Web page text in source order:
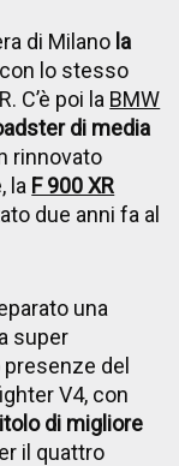
di Milano la
lo stesso
C’è poi la BMW
di media
rinnovato
la F 900 XR
due anni fa al
una
super
del
V4, con
di migliore
il quattro